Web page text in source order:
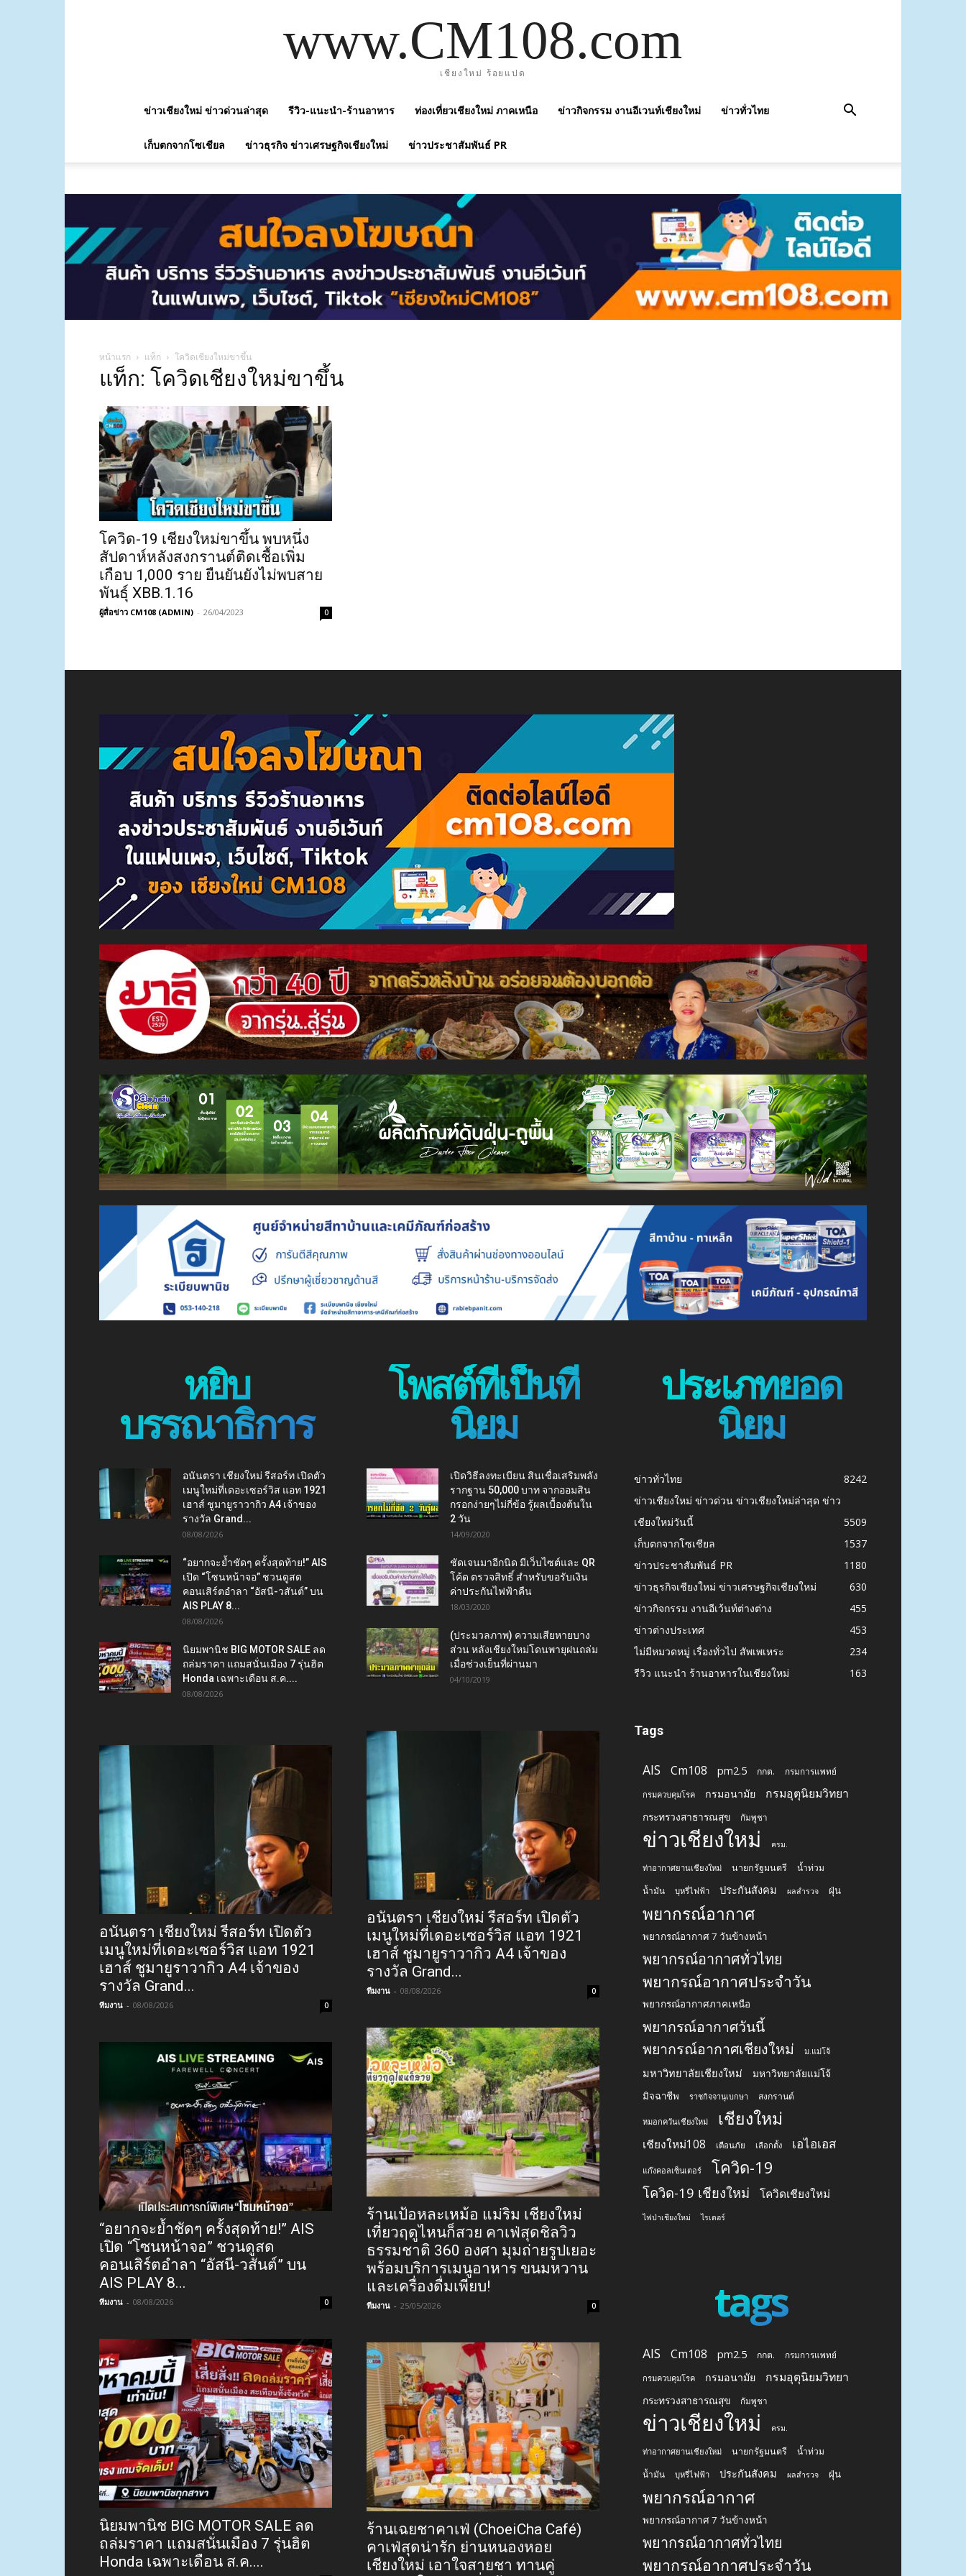
www.CM108.com
เชียงใหม่ ร้อยแปด
ข่าวเชียงใหม่ ข่าวด่วนล่าสุด รีวิว-แนะนำ-ร้านอาหาร ท่องเที่ยวเชียงใหม่ ภาคเหนือ ข่าวกิจกรรม งานอีเวนท์เชียงใหม่ ข่าวทั่วไทย
เก็บตกจากโซเชียล ข่าวธุรกิจ ข่าวเศรษฐกิจเชียงใหม่ ข่าวประชาสัมพันธ์ PR
หน้าแรก แท็ก โควิดเชียงใหม่ขาขึ้น
แท็ก: โควิดเชียงใหม่ขาขึ้น
โควิด-19 เชียงใหม่ขาขึ้น พบหนึ่ง
สัปดาห์หลังสงกรานต์ติดเชื้อเพิ่ม
เกือบ 1,000 ราย ยืนยันยังไม่พบสาย
พันธุ์ XBB.1.16
ผู้สื่อข่าว CM108 (ADMIN) - 26/04/2023 0
หยิบ
บรรณาธิการ
อนันตรา เชียงใหม่ รีสอร์ท เปิดตัว
เมนูใหม่ที่เดอะเซอร์วิส แอท 1921
เฮาส์ ชูมายูราวากิว A4 เจ้าของ
รางวัล Grand...
08/08/2026
“อยากจะย้ำชัดๆ ครั้งสุดท้าย!” AIS
เปิด “โซนหน้าจอ” ชวนดูสด
คอนเสิร์ตอำลา “อัสนี-วสันต์” บน
AIS PLAY 8...
08/08/2026
นิยมพานิช BIG MOTOR SALE ลด
ถล่มราคา แถมสนั่นเมือง 7 รุ่นฮิต
Honda เฉพาะเดือน ส.ค....
08/08/2026
อนันตรา เชียงใหม่ รีสอร์ท เปิดตัว
เมนูใหม่ที่เดอะเซอร์วิส แอท 1921
เฮาส์ ชูมายูราวากิว A4 เจ้าของ
รางวัล Grand...
ทีมงาน - 08/08/2026 0
“อยากจะย้ำชัดๆ ครั้งสุดท้าย!” AIS
เปิด “โซนหน้าจอ” ชวนดูสด
คอนเสิร์ตอำลา “อัสนี-วสันต์” บน
AIS PLAY 8...
ทีมงาน - 08/08/2026 0
นิยมพานิช BIG MOTOR SALE ลด
ถล่มราคา แถมสนั่นเมือง 7 รุ่นฮิต
Honda เฉพาะเดือน ส.ค....
โพสต์ที่เป็นที่
นิยม
เปิดวิธีลงทะเบียน สินเชื่อเสริมพลัง
รากฐาน 50,000 บาท จากออมสิน
กรอกง่ายๆไม่กี่ข้อ รู้ผลเบื้องต้นใน
2 วัน
14/09/2020
ชัดเจนมาอีกนิด มีเว็บไซต์และ QR
โค้ด ตรวจสิทธิ์ สำหรับขอรับเงิน
ค่าประกันไฟฟ้าคืน
18/03/2020
(ประมวลภาพ) ความเสียหายบาง
ส่วน หลังเชียงใหม่โดนพายุฝนถล่ม
เมื่อช่วงเย็นที่ผ่านมา
04/10/2019
อนันตรา เชียงใหม่ รีสอร์ท เปิดตัว
เมนูใหม่ที่เดอะเซอร์วิส แอท 1921
เฮาส์ ชูมายูราวากิว A4 เจ้าของ
รางวัล Grand...
ทีมงาน - 08/08/2026 0
ร้านเป้อหละเหม้อ แม่ริม เชียงใหม่
เที่ยวฤดูไหนก็สวย คาเฟ่สุดชิลวิว
ธรรมชาติ 360 องศา มุมถ่ายรูปเยอะ
พร้อมบริการเมนูอาหาร ขนมหวาน
และเครื่องดื่มเพียบ!
ทีมงาน - 25/05/2026 0
ร้านเฉยชาคาเฟ่ (ChoeiCha Café)
คาเฟ่สุดน่ารัก ย่านหนองหอย
เชียงใหม่ เอาใจสายชา ทานคู่
ประเภทยอด
นิยม
ข่าวทั่วไทย
8242
ข่าวเชียงใหม่ ข่าวด่วน ข่าวเชียงใหม่ล่าสุด ข่าว
เชียงใหม่วันนี้
5509
เก็บตกจากโซเชียล
1537
ข่าวประชาสัมพันธ์ PR
1180
ข่าวธุรกิจเชียงใหม่ ข่าวเศรษฐกิจเชียงใหม่
630
ข่าวกิจกรรม งานอีเว้นท์ต่างต่าง
455
ข่าวต่างประเทศ
453
ไม่มีหมวดหมู่ เรื่องทั่วไป สัพเพเหระ
234
รีวิว แนะนำ ร้านอาหารในเชียงใหม่
163
Tags
AIS Cm108 pm2.5 กกต. กรมการแพทย์
กรมควบคุมโรค กรมอนามัย กรมอุตุนิยมวิทยา
กระทรวงสาธารณสุข กัมพูชา
ข่าวเชียงใหม่ ครม.
ท่าอากาศยานเชียงใหม่ นายกรัฐมนตรี น้ำท่วม
น้ำมัน บุหรี่ไฟฟ้า ประกันสังคม ผลสำรวจ ฝุ่น
พยากรณ์อากาศ
พยากรณ์อากาศ 7 วันข้างหน้า
พยากรณ์อากาศทั่วไทย
พยากรณ์อากาศประจำวัน
พยากรณ์อากาศภาคเหนือ
พยากรณ์อากาศวันนี้
พยากรณ์อากาศเชียงใหม่
ม.แม่โจ้
มหาวิทยาลัยเชียงใหม่ มหาวิทยาลัยแม่โจ้
มิจฉาชีพ ราชกิจจานุเบกษา สงกรานต์
หมอกควันเชียงใหม่ เชียงใหม่
เชียงใหม่108 เตือนภัย เลือกตั้ง เอไอเอส
แก๊งคอลเซ็นเตอร์ โควิด-19
โควิด-19 เชียงใหม่ โควิดเชียงใหม่
ไฟป่าเชียงใหม่ ไรเดอร์
tags
AIS Cm108 pm2.5 กกต. กรมการแพทย์
กรมควบคุมโรค กรมอนามัย กรมอุตุนิยมวิทยา
กระทรวงสาธารณสุข กัมพูชา
ข่าวเชียงใหม่ ครม.
ท่าอากาศยานเชียงใหม่ นายกรัฐมนตรี น้ำท่วม
น้ำมัน บุหรี่ไฟฟ้า ประกันสังคม ผลสำรวจ ฝุ่น
พยากรณ์อากาศ
พยากรณ์อากาศ 7 วันข้างหน้า
พยากรณ์อากาศทั่วไทย
พยากรณ์อากาศประจำวัน